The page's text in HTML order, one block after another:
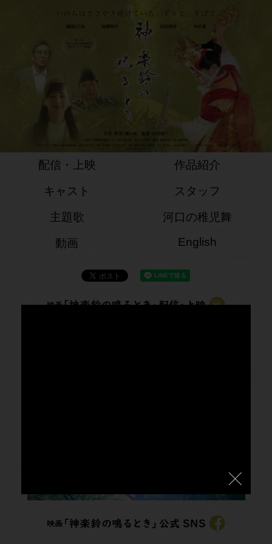
配信・上映 作品紹介
キャスト スタッフ
主題歌 河口の稚児舞
動画 English